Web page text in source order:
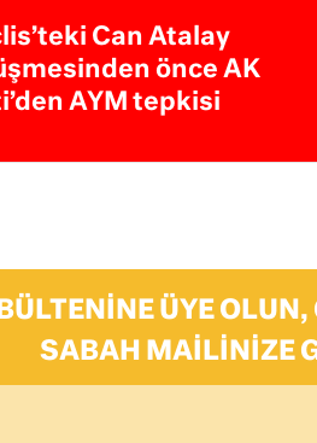
Can Atalay
önce AK
AYM tepkisi
ÜYE
SABAH MAILINIZE